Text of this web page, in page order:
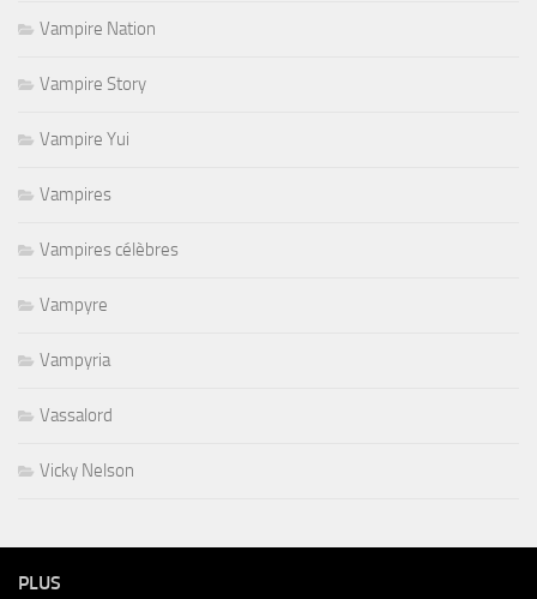
Vampire Nation
Vampire Story
Vampire Yui
Vampires
Vampires célèbres
Vampyre
Vampyria
Vassalord
Vicky Nelson
PLUS